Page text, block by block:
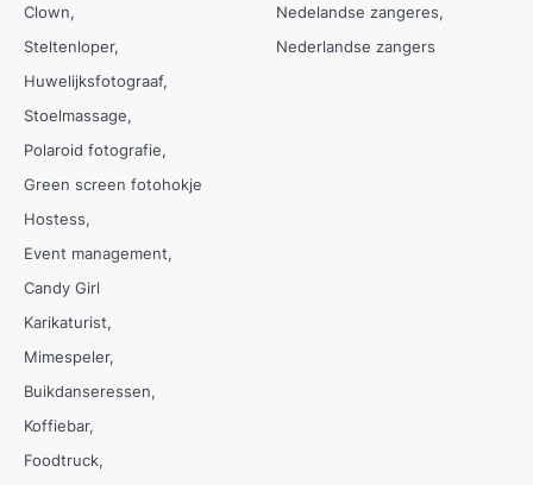
Clown
Steltenloper
Huwelijksfotograaf
Stoelmassage
Polaroid fotografie
Green screen fotohokje
Hostess
Event management
Candy Girl
Karikaturist
Mimespeler
Buikdanseressen
Koffiebar
Foodtruck
Nedelandse zangeres
Nederlandse zangers